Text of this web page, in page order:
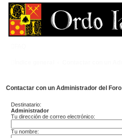
Contactar con un Administrador del Foro
Destinatario:
Administrador
Tu dirección de correo electrónico:
Tu nombre: